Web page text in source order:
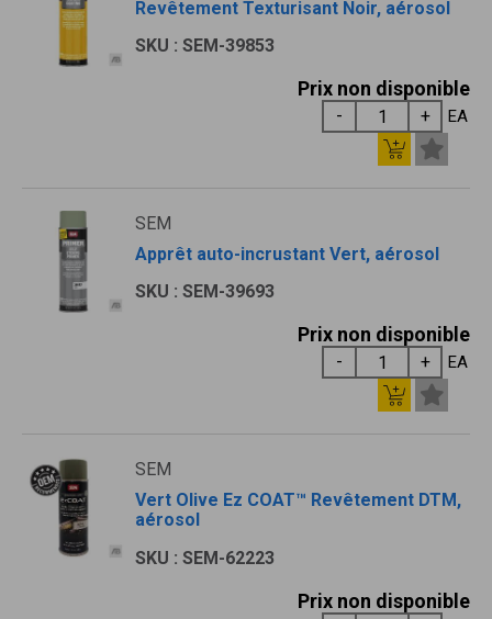
Revêtement Texturisant Noir, aérosol
SKU : SEM-39853
Prix non disponible
EA
SEM
Apprêt auto-incrustant Vert, aérosol
SKU : SEM-39693
Prix non disponible
EA
SEM
Vert Olive Ez COAT™ Revêtement DTM,
aérosol
SKU : SEM-62223
Prix non disponible